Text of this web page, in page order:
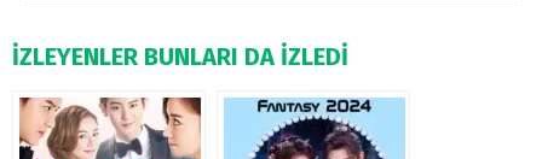
İZLEYENLER BUNLARI DA İZLEDİ